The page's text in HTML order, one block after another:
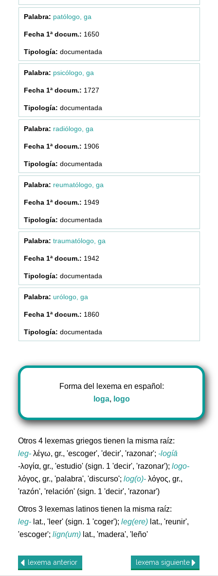
patólogo, ga
1650
documentada
psicólogo, ga
1727
documentada
radiólogo, ga
1906
documentada
reumatólogo, ga
1949
documentada
traumatólogo, ga
1942
documentada
urólogo, ga
1860
documentada
Forma del lexema en español:
loga, logo
Otros 4 lexemas griegos tienen la misma raíz:
leg- λέγω, gr., 'escoger', 'decir', 'razonar'; -logíā
-λογία, gr., 'estudio' (sign. 1 'decir', 'razonar');logo-
λόγος, gr., 'palabra', 'discurso';log(o)- λόγος, gr.,
'razón', 'relación' (sign. 1 'decir', 'razonar')
Otros 3 lexemas latinos tienen la misma raíz:
leg- lat., 'leer' (sign. 1 'coger');leg(ere) lat., 'reunir',
'escoger';lign(um) lat., 'madera', 'leño'
lexema anterior lexema siguiente